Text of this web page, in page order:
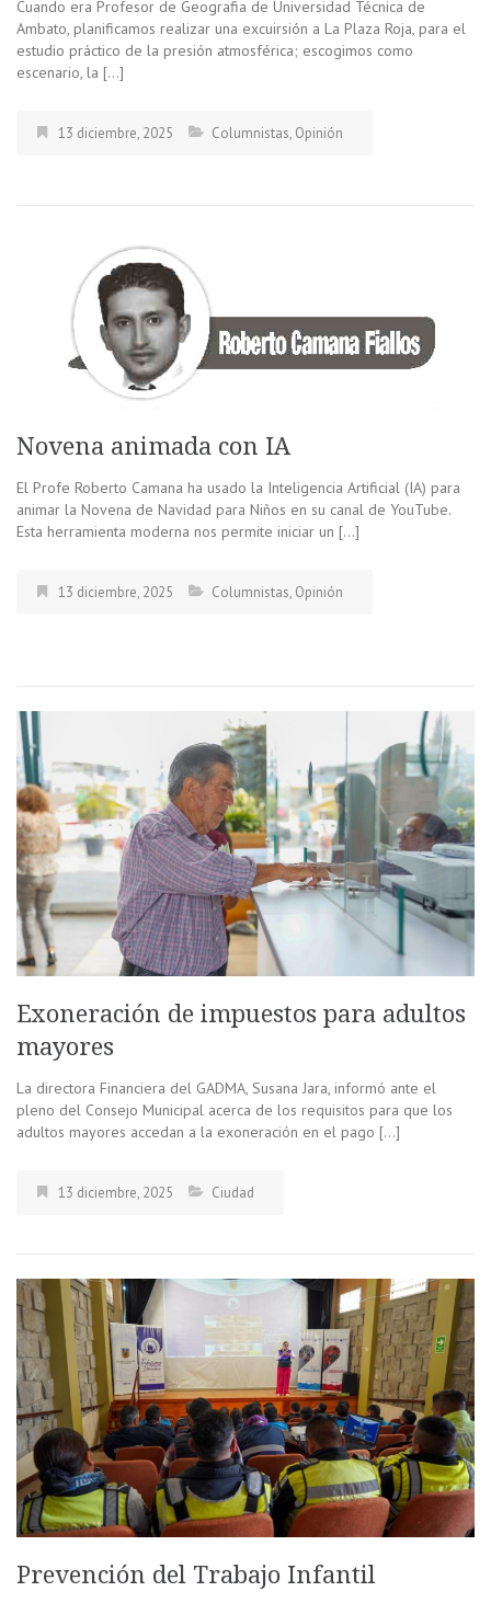
Cuando era Profesor de Geografia de Universidad Técnica de
Ambato, planificamos realizar una excuirsión a La Plaza Roja, para el
estudio práctico de la presión atmosférica; escogimos como
escenario, la […]
13 diciembre, 2025 Columnistas, Opinión
Novena animada con IA
El Profe Roberto Camana ha usado la Inteligencia Artificial (IA) para
animar la Novena de Navidad para Niños en su canal de YouTube.
Esta herramienta moderna nos permite iniciar un […]
13 diciembre, 2025 Columnistas, Opinión
Exoneración de impuestos para adultos
mayores
La directora Financiera del GADMA, Susana Jara, informó ante el
pleno del Consejo Municipal acerca de los requisitos para que los
adultos mayores accedan a la exoneración en el pago […]
13 diciembre, 2025 Ciudad
Prevención del Trabajo Infantil